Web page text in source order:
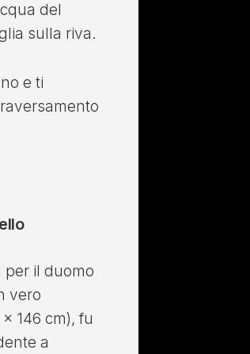
del
sulla riva.
e ti
per il duomo
vero
146 cm), fu
a